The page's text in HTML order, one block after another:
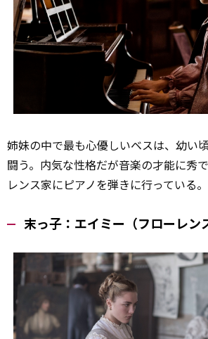
姉妹の中で最も心優しいベスは、幼い
闘う。内気な性格だが音楽の才能に秀
レンス家にピアノを弾きに行っている。
末っ子：エイミー（フローレン